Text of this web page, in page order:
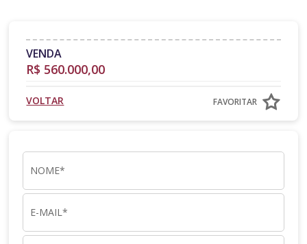
VENDA
R$ 560.000,00
FAVORITAR
VOLTAR